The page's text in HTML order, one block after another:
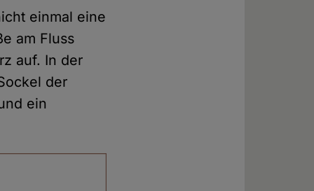
einmal eine
am Fluss
auf. In der
der
ein